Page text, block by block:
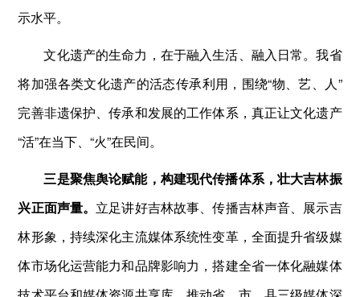
示水平。
文化遗产的生命力，在于融入生活、融入日常。我省
将加强各类文化遗产的活态传承利用，围绕“物、艺、人”
完善非遗保护、传承和发展的工作体系，真正让文化遗产
“活”在当下、“火”在民间。
三是聚焦舆论赋能，构建现代传播体系，壮大吉林振
兴正面声量。 立足讲好吉林故事、传播吉林声音、展示吉
林形象，持续深化主流媒体系统性变革，全面提升省级媒
体市场化运营能力和品牌影响力，搭建全省一体化融媒体